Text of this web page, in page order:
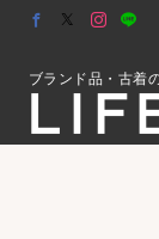
ブランド品・古着